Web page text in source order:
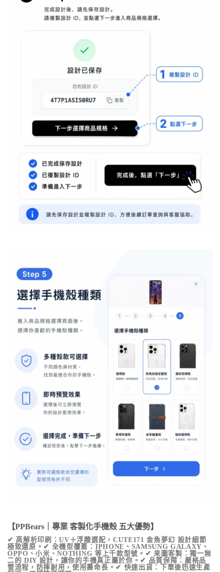
【PPBears｜專業 客製化手機殼 五大優勢】
✔ 高解析印刷：UV＋浮雕選配， CUTE171 金魚夢幻 設計細節
極致還原。✔ 全機型覆蓋：IPHONE、SAMSUNG GALAXY、
OPPO、小米、NOTHING 等上千款型號。✔ 來圖客製：獨一無
二的 DIY 設計，讓你的手機真正屬於你。✔ 品質保障：嚴格品
管流程，防摔耐用，使用壽命長。✔ 快速出貨：下單後迅速生產